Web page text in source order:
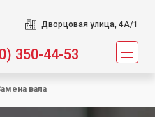
Дворцовая улица, 4А/1
350-44-53
вала